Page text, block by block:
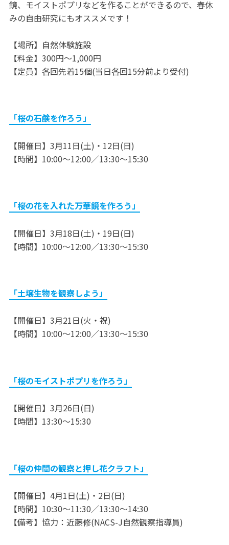
鏡、モイストポプリなどを作ることができるので、春休
みの自由研究にもオススメです！
【場所】自然体験施設
【料金】300円～1,000円
【定員】各回先着15個(当日各回15分前より受付)
「桜の石鹸を作ろう」
【開催日】3月11日(土)・12日(日)
【時間】10:00～12:00／13:30～15:30
「桜の花を入れた万華鏡を作ろう」
【開催日】3月18日(土)・19日(日)
【時間】10:00～12:00／13:30～15:30
「土壌生物を観察しよう」
【開催日】3月21日(火・祝)
【時間】10:00～12:00／13:30～15:30
「桜のモイストポプリを作ろう」
【開催日】3月26日(日)
【時間】13:30～15:30
「桜の仲間の観察と押し花クラフト」
【開催日】4月1日(土)・2日(日)
【時間】10:30～11:30／13:30～14:30
【備考】協力：近藤修(NACS-J自然観察指導員)